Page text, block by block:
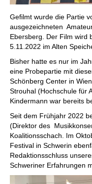
Gefilmt wurde die Partie
ausgezeichneten
Ebersberg. Der Film wird
5.11.2022 im Alten
Bisher hatte es nur im
eine Probepartie mit
Schönberg Center in
Strouhal (Hochschule für
Kindermann war bereits
Seit dem Frühjahr 2022
(Direktor des
Koalitionsschach. Im
Festival in Schwerin
Redaktionsschluss
Schweriner Erfahrungen